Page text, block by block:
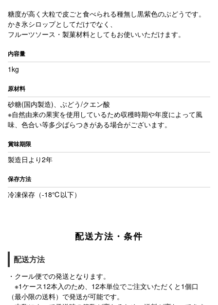
糖度が高く大粒で皮ごと食べられる種無し黒紫色のぶどうです。
かき氷シロップとしてだけでなく、
フルーツソース・製菓材料としてもお使いいただけます。
内容量
1kg
原材料
砂糖(国内製造)、ぶどう/クエン酸
※自然由来の果実を使用しているため収穫時期や年度によって風
味、色合い等多少ばらつきがある場合がございます。
賞味期限
製造日より2年
保存方法
冷凍保存（-18℃以下）
配送方法・条件
配送方法
・クール便での発送となります。
※1ケース12本入のため、12本単位でご注文いただくと1個口
（最小限の送料）で発送が可能です。